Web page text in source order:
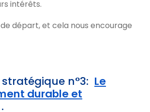
intérêts.
départ, et cela nous encourage
n°3: Le
durable et
.